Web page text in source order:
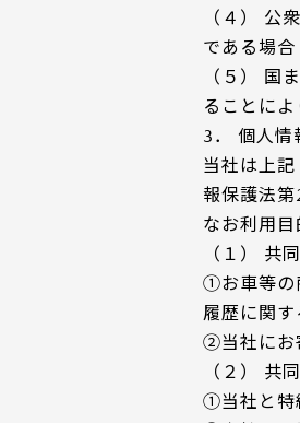
（４） 公
である場合
（５） 国
ることに
3． 個人情
当社は上
報保護法
なお利用
（１） 共
①お車等の
履歴に関す
②当社にお
（２） 共
①当社と特